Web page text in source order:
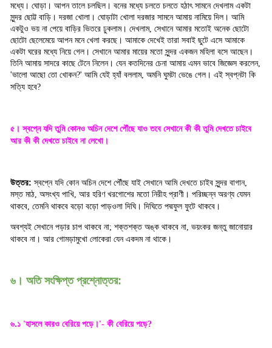
মধ্যে। ঘোড়া। আপন তালে চলছিল। বনের মধ্যে চলতে চলতে হঠাৎ সামনে দেখলাম একটা
সুন্দর ছোট্ট বাড়ি। দরজা খোলা। ঘোড়াটা খোলা দরজার সামনে আমায় নামিয়ে দিল। আমি
একটুও ভয় না পেয়ে বাড়ির ভিতরে ঢুকলাম। দেখলাম, সেখানে আমার মতোই অনেক ছোটো
ছোটো ছেলেমেয়ে আপন মনে খেলা করছে। আমাকে দেখেই তারা সবাই ছুটে এসে আমাকে
একটা ঘরের মধ্যে নিয়ে গেল। সেখানে আমার মায়ের মতো সুন্দর একজন মহিলা বসে আছেন।
তিনি আমায় সাদরে কাছে টেনে নিলেন। যেন কতদিনের চেনা আমায় এমন ভাবে জিজ্ঞেস করলেন,
'ভালো আছো তো খোকন?' আমি যেই হ্যাঁ বললাম, অমনি ঘুমটা ভেঙে গেল। এই স্বপ্নটা কি
সত্যি হবে?
৫। স্বপ্নে যদি তুমি কোনও অচিন দেশে পৌঁছে যাও তবে সেখানে কী কী তুমি দেখতে চাইবে
আর কী কী দেখতে চাইবে না লেখো।
উত্তর: স্বপ্নে যদি কোন অচিন দেশে পৌঁছে যাই সেখানে আমি দেখতে চাইব সুন্দর বাগান,
মস্ত মাঠ, অসংখ্য পাখি, আর হরিণ খরগোশের মতো নিরীহ প্রাণী। পরিচ্ছন্ন অরণ্য যেমন
থাকবে, তেমনি থাকবে বড়ো বড়ো পাড়ওলা দিঘি। দিঘিতে পদ্মফুল ফুটে থাকবে ।
অবশ্যই সেখানে পড়ার চাপ থাকবে না; শক্তশক্ত অঙ্ক থাকবে না, ভয়ংকর জন্তু জানোয়ার
থাকবে না। আর গোমড়ামুখো লোকেরা যেন একদম না থাকে ।
৬। অতি সংক্ষিপ্ত প্রশ্নোত্তর:
৬.১ 'হাসলে কারও বেরিয়ে পড়ে। '- কী বেরিয়ে পড়ে?